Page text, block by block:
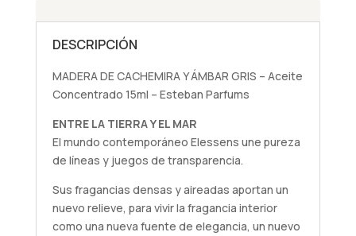
cantidad
DESCRIPCIÓN
MADERA DE CACHEMIRA Y ÁMBAR GRIS – Aceite
Concentrado 15ml – Esteban Parfums
ENTRE LA TIERRA Y EL MAR
El mundo contemporáneo Elessens une pureza
de líneas y juegos de transparencia.
Sus fragancias densas y aireadas aportan un
nuevo relieve, para vivir la fragancia interior
como una nueva fuente de elegancia, un nuevo